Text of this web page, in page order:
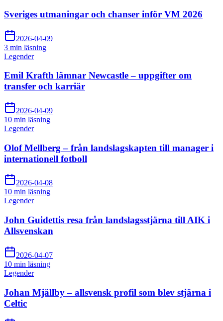
Sveriges utmaningar och chanser inför VM 2026
2026-04-09
3 min läsning
Legender
Emil Krafth lämnar Newcastle – uppgifter om
transfer och karriär
2026-04-09
10 min läsning
Legender
Olof Mellberg – från landslagskapten till manager i
internationell fotboll
2026-04-08
10 min läsning
Legender
John Guidettis resa från landslagsstjärna till AIK i
Allsvenskan
2026-04-07
10 min läsning
Legender
Johan Mjällby – allsvensk profil som blev stjärna i
Celtic